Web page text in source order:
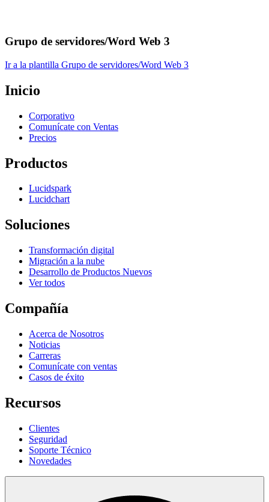
Grupo de servidores/​Word Web 3
Ir a la plantilla Grupo de servidores/​Word Web 3
Inicio
Corporativo
Comunícate con Ventas
Precios
Productos
Lucidspark
Lucidchart
Soluciones
Transformación digital
Migración a la nube
Desarrollo de Productos Nuevos
Ver todos
Compañía
Acerca de Nosotros
Noticias
Carreras
Comunícate con ventas
Casos de éxito
Recursos
Clientes
Seguridad
Soporte Técnico
Novedades